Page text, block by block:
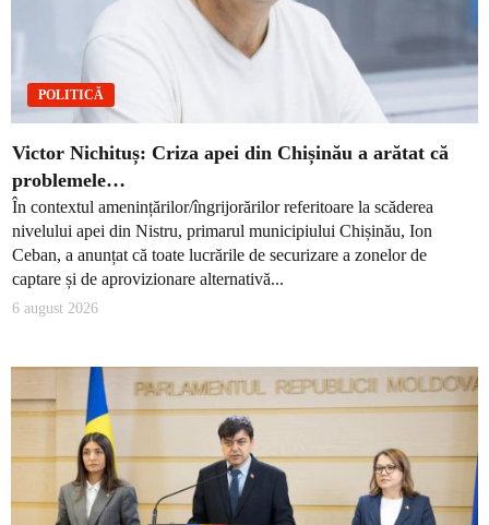
POLITICĂ
Victor Nichituș: Criza apei din Chișinău a arătat că
problemele…
În contextul amenințărilor/îngrijorărilor referitoare la scăderea
nivelului apei din Nistru, primarul municipiului Chișinău, Ion
Ceban, a anunțat că toate lucrările de securizare a zonelor de
captare și de aprovizionare alternativă...
6 august 2026